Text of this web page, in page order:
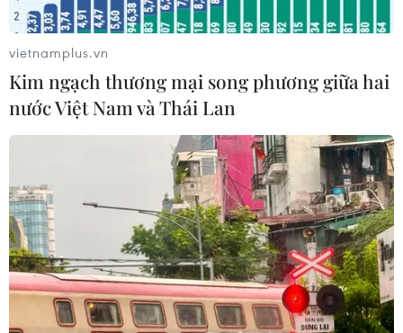
TIN CÙNG CHUYÊN MỤC
Buôn Ma Thuột - đô thị dưới
những tán cổ thụ
06/08/2026 04:22
vietnamplus.vn
Kim ngạch thương mại song phương giữa hai
nước Việt Nam và Thái Lan